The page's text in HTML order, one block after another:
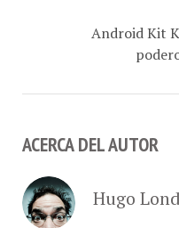
Android Kit
ACERCA DEL AUTOR
Hugo